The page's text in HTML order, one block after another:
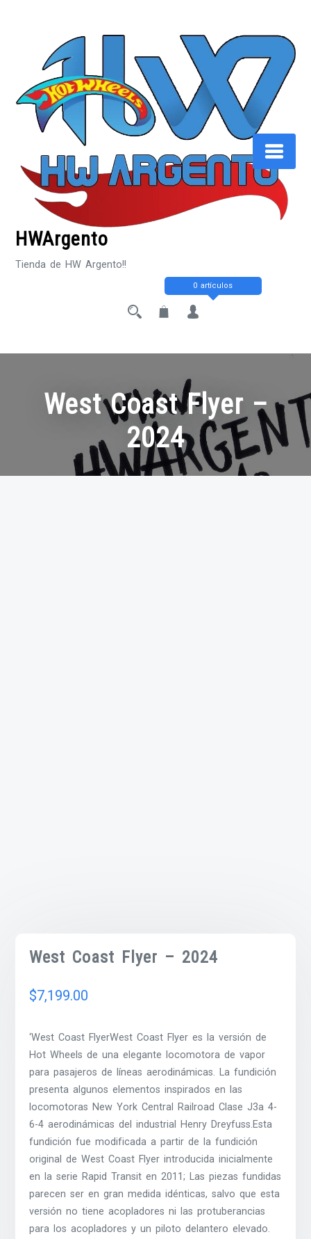
HWArgento
Tienda de HW Argento!!
0 artículos
West Coast Flyer –
2024
West Coast Flyer – 2024
$7,199.00
‘West Coast FlyerWest Coast Flyer es la versión de
Hot Wheels de una elegante locomotora de vapor
para pasajeros de líneas aerodinámicas. La fundición
presenta algunos elementos inspirados en las
locomotoras New York Central Railroad Clase J3a 4-
6-4 aerodinámicas del industrial Henry Dreyfuss.Esta
fundición fue modificada a partir de la fundición
original de West Coast Flyer introducida inicialmente
en la serie Rapid Transit en 2011; Las piezas fundidas
parecen ser en gran medida idénticas, salvo que esta
versión no tiene acopladores ni las protuberancias
para los acopladores y un piloto delantero elevado.